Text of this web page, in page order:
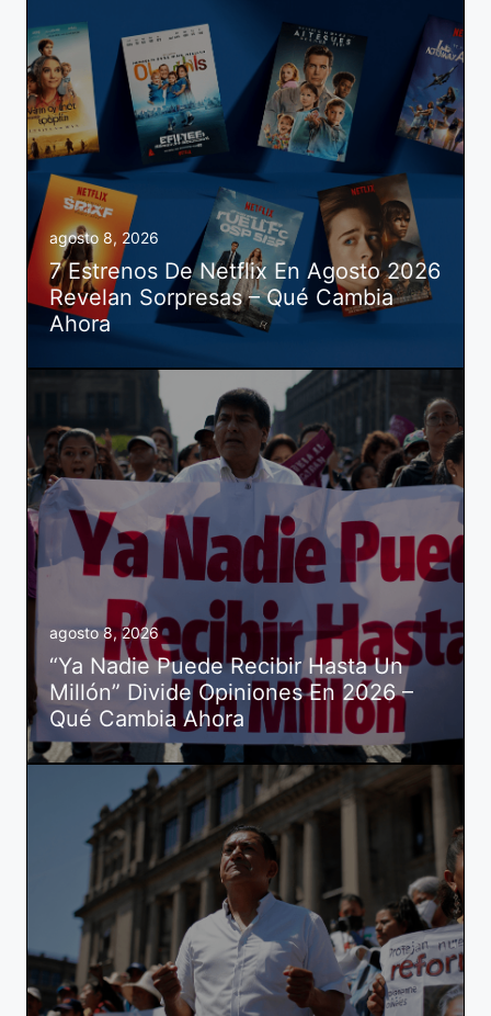
agosto 8, 2026
7 Estrenos De Netflix En Agosto 2026
Revelan Sorpresas – Qué Cambia
Ahora
agosto 8, 2026
“Ya Nadie Puede Recibir Hasta Un
Millón” Divide Opiniones En 2026 –
Qué Cambia Ahora